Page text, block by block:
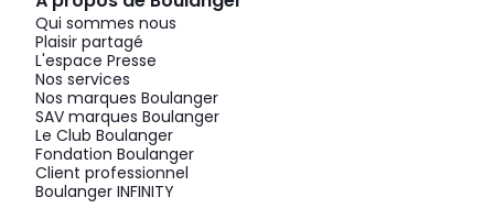
Qui sommes nous
Plaisir partagé
L'espace Presse
Nos services
Nos marques Boulanger
SAV marques Boulanger
Le Club Boulanger
Fondation Boulanger
Client professionnel
Boulanger INFINITY